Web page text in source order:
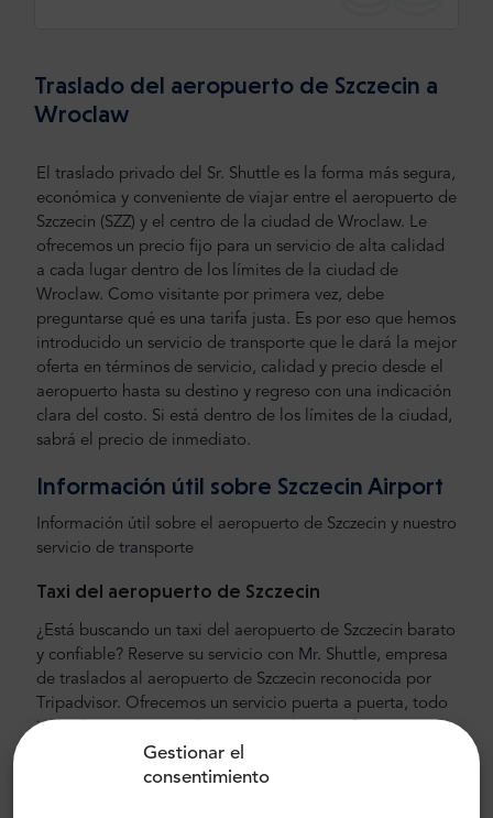
Gestionar el
consentimiento
Traslado del aeropuerto de Szczecin a
Wroclaw
El traslado privado del Sr. Shuttle es la forma más segura,
económica y conveniente de viajar entre el aeropuerto de
Szczecin (SZZ) y el centro de la ciudad de Wroclaw. Le
ofrecemos un precio fijo para un servicio de alta calidad
a cada lugar dentro de los límites de la ciudad de
Wroclaw. Como visitante por primera vez, debe
preguntarse qué es una tarifa justa. Es por eso que hemos
introducido un servicio de transporte que le dará la mejor
oferta en términos de servicio, calidad y precio desde el
aeropuerto hasta su destino y regreso con una indicación
clara del costo. Si está dentro de los límites de la ciudad,
sabrá el precio de inmediato.
Información útil sobre Szczecin Airport
Información útil sobre el aeropuerto de Szczecin y nuestro
servicio de transporte
Taxi del aeropuerto de Szczecin
¿Está buscando un taxi del aeropuerto de Szczecin barato
y confiable? Reserve su servicio con Mr. Shuttle, empresa
de traslados al aeropuerto de Szczecin reconocida por
Tripadvisor. Ofrecemos un servicio puerta a puerta, todo
incluido proporcionado por cómodas mini furgonetas y
minibuses conducidos por un conductor de habla inglesa.
Nuestro precio es más barato que la tarifa de taxi del